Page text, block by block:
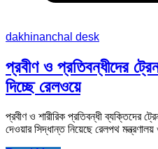
dakhinanchal desk
প্রবীণ ও প্রতিবন্ধীদের
দিচ্ছে রেলওয়ে
প্রবীণ ও শারীরিক প্রতিবন্ধী ব্যক্তিদের
দেওয়ার সিদ্ধান্ত নিয়েছে রেলপথ